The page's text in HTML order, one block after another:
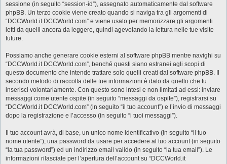
sessione (in seguito “session-id”), assegnato automaticamente dal software
phpBB. Un terzo cookie viene creato quando si naviga tra gli argomenti di
“DCCWorld.it DCCWorld.com” e viene usato per memorizzare gli argomenti
letti da quelli ancora da leggere, quindi agevolando la lettura nelle tue visite
future.
Possiamo anche generare cookie esterni al software phpBB mentre navighi su
“DCCWorld.it DCCWorld.com”, benché questi siano estranei agli scopi di
questo documento che intende trattare solo quelli creati dal software phpBB. Il
secondo metodo di raccolta delle tue informazioni è dato da quello che tu
inserisci volontariamente. Con questo sono intesi e non limitati ad essi: inviare
messaggi come utente ospite (in seguito “messaggi da ospite”), registrarsi su
“DCCWorld.it DCCWorld.com” (in seguito “il tuo account”) e l’invio di messaggi
dopo la registrazione e l’accesso (in seguito “i tuoi messaggi”).
Il tuo account avrà, di base, un unico nome identificativo (in seguito “il tuo
nome utente”), una password da usare per accedere al tuo account (in seguito
“la tua password”) ed un indirizzo email valido (in seguito “la tua email”). Le
informazioni rilasciate per l’apertura dell’account su “DCCWorld.it